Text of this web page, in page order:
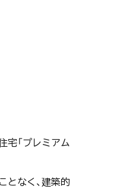
宅「プレミアム
となく、建築的